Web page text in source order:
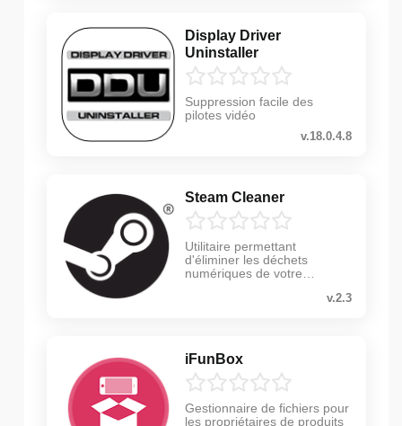
Display Driver
Uninstaller
Suppression facile des
pilotes vidéo
v.18.0.4.8
Steam Cleaner
Utilitaire permettant
d'éliminer les déchets
numériques de votre
v.2.3
iFunBox
Gestionnaire de fichiers pour
les propriétaires de produits